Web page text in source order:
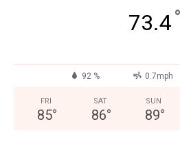
73.4°
92 % 0.7mph
FRI
85°
SAT
86°
SUN
89°